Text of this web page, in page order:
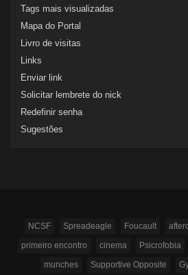
Tags mais visualizadas
Mapa do Portal
Livro de visitas
Links
Enviar link
Solicitar lembrete do nick
Redefinir senha
Sugestões
NCSF Spreadeagle Foucault
primeiro encontro
cinema Psicrofobia
munches
Supportive Opposite